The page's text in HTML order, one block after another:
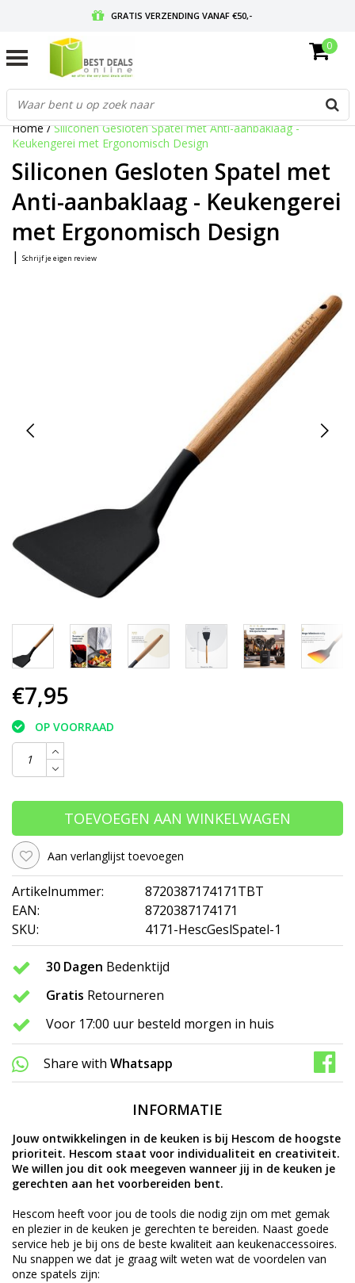
GRATIS VERZENDING VANAF €50,-
GRATIS RETOURNEREN EN 30 DAGEN BEDENKTIJD
0
Home/Siliconen Gesloten Spatel met Anti-aanbaklaag -
Keukengerei met Ergonomisch Design
Siliconen Gesloten Spatel met
Anti-aanbaklaag - Keukengerei
met Ergonomisch Design
| Schrijf je eigen review
€7,95
OP VOORRAAD
TOEVOEGEN AAN WINKELWAGEN
Aan verlanglijst toevoegen
Artikelnummer:
8720387174171TBT
EAN:
8720387174171
SKU:
4171-HescGeslSpatel-1
30 Dagen Bedenktijd
Gratis Retourneren
Voor 17:00 uur besteld morgen in huis
Share with Whatsapp
INFORMATIE
Jouw ontwikkelingen in de keuken is bij Hescom de hoogste
prioriteit. Hescom staat voor individualiteit en creativiteit.
We willen jou dit ook meegeven wanneer jij in de keuken je
gerechten aan het voorbereiden bent.
Hescom heeft voor jou de tools die nodig zijn om met gemak
en plezier in de keuken je gerechten te bereiden. Naast goede
service heb je bij ons de beste kwaliteit aan keukenaccessoires.
Nu snappen we dat je graag wilt weten wat de voordelen van
onze spatels zijn: